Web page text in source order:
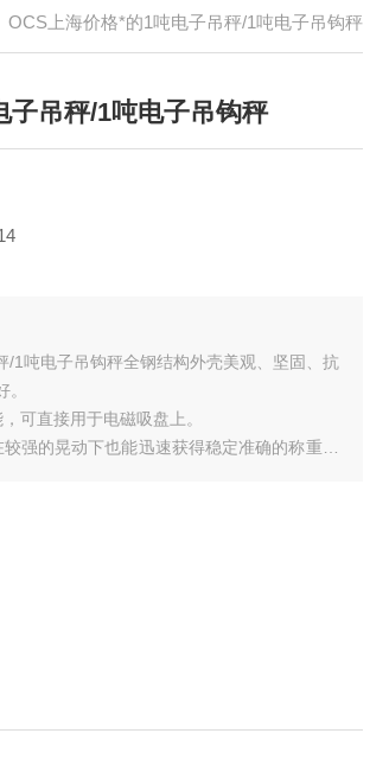
OCS上海价格*的1吨电子吊秤/1吨电子吊钩秤
子吊秤/1吨电子吊钩秤
/1吨电子吊钩秤全钢结构外壳美观、坚固、抗
。
可直接用于电磁吸盘上。
强的晃动下也能迅速获得稳定准确的称重结
、性能稳定可靠、功能完